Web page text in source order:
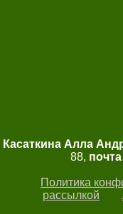
Касаткина Алла
88, почта
Политика
рассылкой